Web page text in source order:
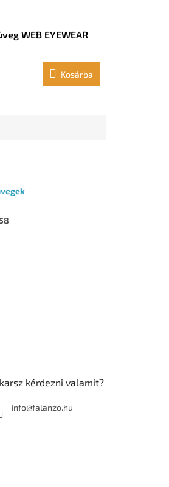
WEB EYEWEAR
Kosárba
kérdezni valamit?
info@falanzo.hu